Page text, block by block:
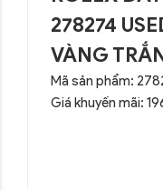
278274
VÀNG
Mã sản phẩm:
Giá khuyến mãi: